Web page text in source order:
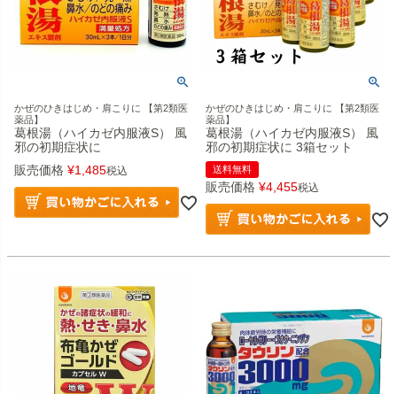
かぜのひきはじめ・肩こりに 【第2類医
薬品】
葛根湯（ハイカゼ内服液S） 風
邪の初期症状に
販売価格 ¥1,485税込
かぜのひきはじめ・肩こりに 【第2類医
薬品】
葛根湯（ハイカゼ内服液S） 風
邪の初期症状に 3箱セット
送料無料
販売価格 ¥4,455税込